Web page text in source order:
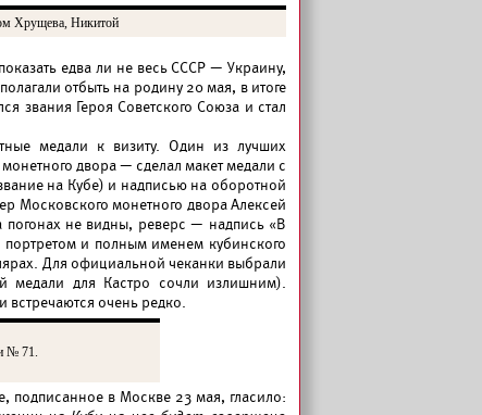
Хрущева, Никитой
едва ли не весь СССР — Украину,
отбыть на родину 20 мая, в итоге
звания Героя Советского Союза и стал
медали к визиту. Один из лучших
двора — сделал макет медали с
на Кубе) и надписью на оборотной
Московского монетного двора Алексей
погонах не видны, реверс — надпись «В
и полным именем кубинского
Для официальной чеканки выбрали
медали для Кастро сочли излишним).
встречаются очень редко.
№ 71.
подписанное в Москве 23 мая, гласило: